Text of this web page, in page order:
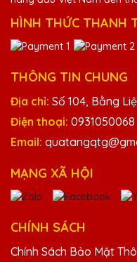
cao. Mọi
lòng với sản
Dương Văn
25/11/2025
Mình đã đặt
rất ấn tượng
25/11/2025
Đã từng mua
HÌNH THỨC THANH
THÔNG TIN CHUNG
Địa chỉ: Số 104, Bằng
Điện thoại: 0931050068
Email:
MẠNG XÃ HỘI
CHÍNH SÁCH
Chính Sách Bảo Mật